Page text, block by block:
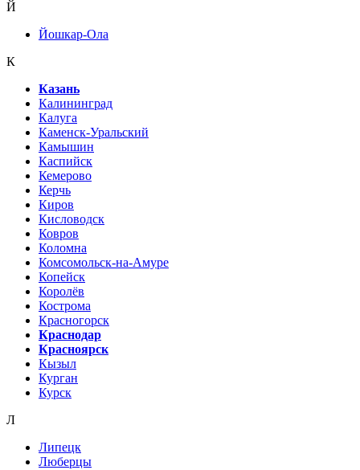
Й
Йошкар-Ола
К
Казань
Калининград
Калуга
Каменск-Уральский
Камышин
Каспийск
Кемерово
Керчь
Киров
Кисловодск
Ковров
Коломна
Комсомольск-на-Амуре
Копейск
Королёв
Кострома
Красногорск
Краснодар
Красноярск
Кызыл
Курган
Курск
Л
Липецк
Люберцы